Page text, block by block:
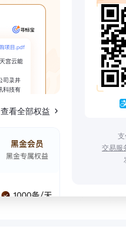
查看全部权益
交易服